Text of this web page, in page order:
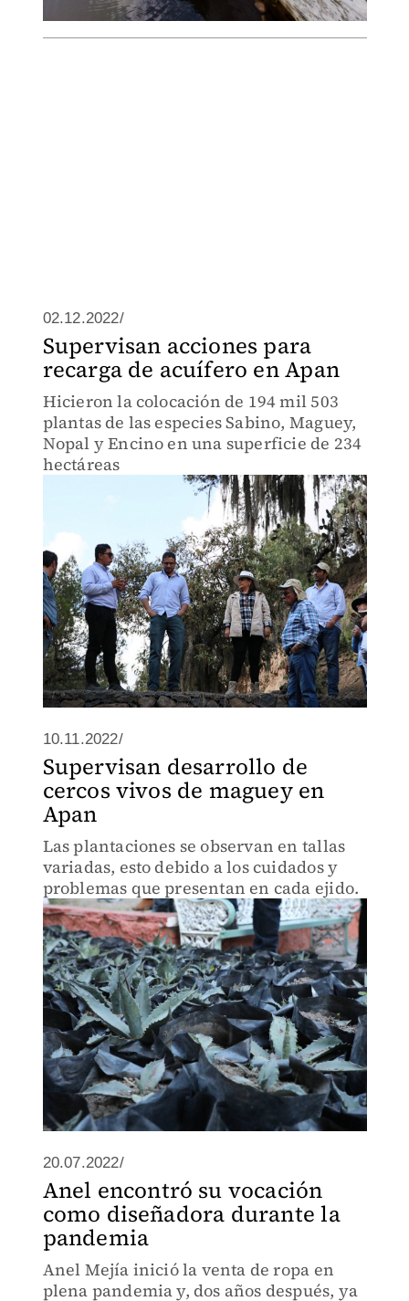
02.12.2022/
Supervisan acciones para
recarga de acuífero en Apan
Hicieron la colocación de 194 mil 503
plantas de las especies Sabino, Maguey,
Nopal y Encino en una superficie de 234
hectáreas
10.11.2022/
Supervisan desarrollo de
cercos vivos de maguey en
Apan
Las plantaciones se observan en tallas
variadas, esto debido a los cuidados y
problemas que presentan en cada ejido.
20.07.2022/
Anel encontró su vocación
como diseñadora durante la
pandemia
Anel Mejía inició la venta de ropa en
plena pandemia y, dos años después, ya